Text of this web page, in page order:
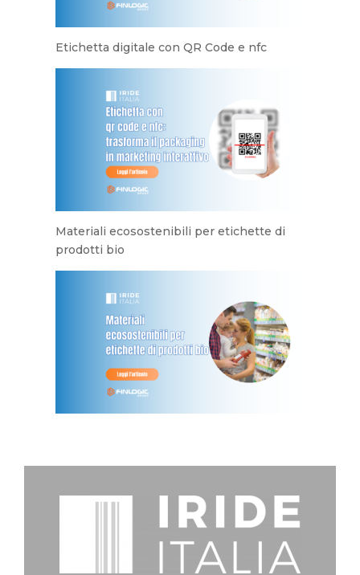
Etichetta digitale con QR Code e nfc
Materiali ecosostenibili per etichette di
prodotti bio